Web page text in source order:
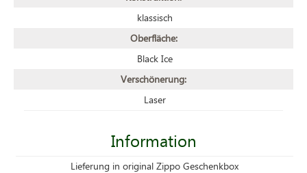
klassisch
Oberfläche:
Black Ice
Verschönerung:
Laser
Information
Lieferung in original Zippo Geschenkbox